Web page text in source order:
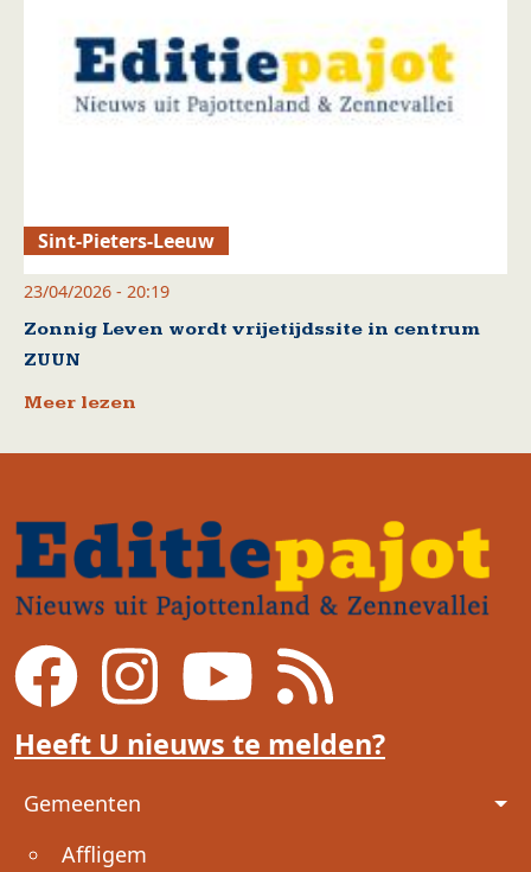
Sint-Pieters-Leeuw
23/04/2026 - 20:19
Zonnig Leven wordt vrijetijdssite in centrum
ZUUN
Meer lezen
Heeft U nieuws te melden?
Voet
Gemeenten
Affligem